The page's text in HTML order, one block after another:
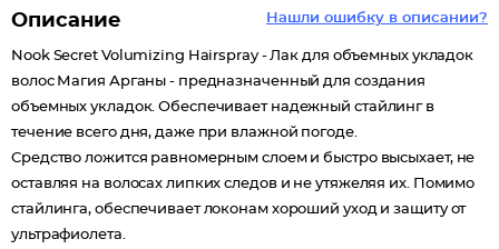
Нашли ошибку в описании?
Описание
Nook Secret Volumizing Hairspray - Лак для объемных укладок
волос Магия Арганы - предназначенный для создания
объемных укладок. Обеспечивает надежный стайлинг в
течение всего дня, даже при влажной погоде.
Средство ложится равномерным слоем и быстро высыхает, не
оставляя на волосах липких следов и не утяжеляя их. Помимо
стайлинга, обеспечивает локонам хороший уход и защиту от
ультрафиолета.